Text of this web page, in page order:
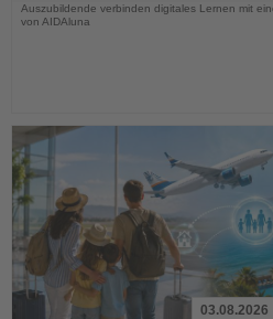
Auszubildende verbinden digitales Lernen mit
von AIDAluna
03.08.2026